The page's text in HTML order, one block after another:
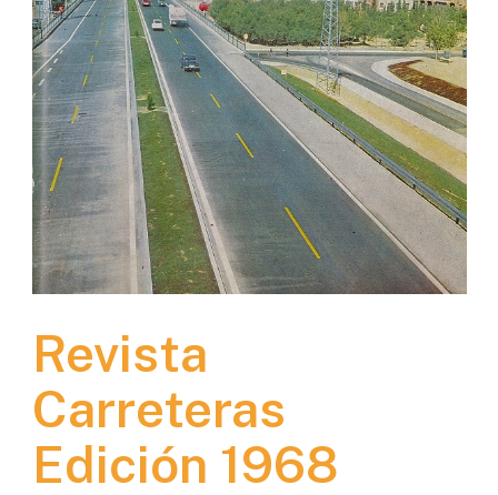
Revista
Carreteras
Edición 1968